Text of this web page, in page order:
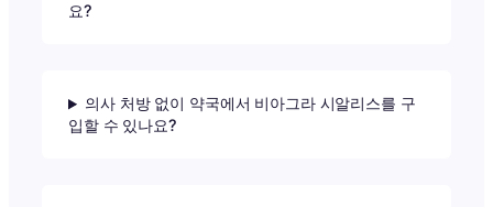
요?
의사 처방 없이 약국에서 비아그라 시알리스를 구
입할 수 있나요?